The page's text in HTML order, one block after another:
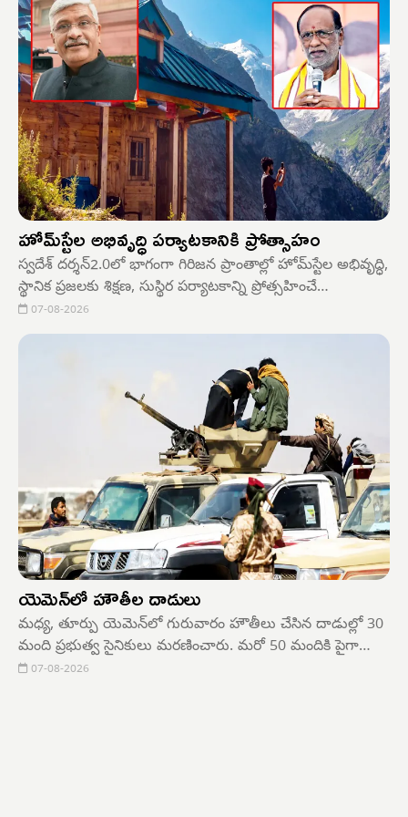
హోమ్‌స్టేల అభివృద్ధి పర్యాటకానికి ప్రోత్సాహం
స్వదేశ్ దర్శన్2.0లో భాగంగా గిరిజన ప్రాంతాల్లో హోమ్‌స్టేల అభివృద్ధి,
స్థానిక ప్రజలకు శిక్షణ, సుస్థిర పర్యాటకాన్ని ప్రోత్సహించే
కార్యక్రమాలు అమలు చేస్తున్నట్లు కేంద్ర పర్యాటక శాఖ మంత్రి గజేంద్ర
సింగ్ షేకావత్ తెలిపారు. 2025--26లో ఆంధ్రప్రదేశ్‌లోని
07-08-2026
యెమెన్‌లో హౌతీల దాడులు
మధ్య, తూర్పు యెమెన్‌లో గురువారం హౌతీలు చేసిన దాడుల్లో 30
మంది ప్రభుత్వ సైనికులు మరణించారు. మరో 50 మందికి పైగా
గాయప డ్డారని యెమెన్ ప్రభుత్వ అధికారులు తెలిపారు. మారిబ్,
07-08-2026